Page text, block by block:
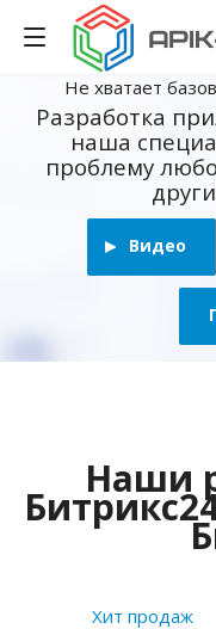
Не хватает
Разработка
наша
проблему
Видео
Наши
Хит продаж